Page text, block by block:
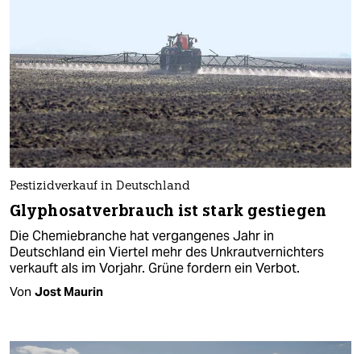
Pestizidverkauf in Deutschland
Glyphosatverbrauch ist stark gestiegen
Die Chemiebranche hat vergangenes Jahr in
Deutschland ein Viertel mehr des Unkrautvernichters
verkauft als im Vorjahr. Grüne fordern ein Verbot.
Von Jost Maurin